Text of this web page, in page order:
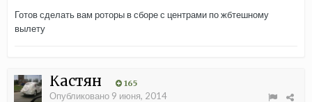
Готов сделать вам роторы в сборе с центрами по жбтешному
вылету
Кастян 165
Опубликовано 9 июня, 2014